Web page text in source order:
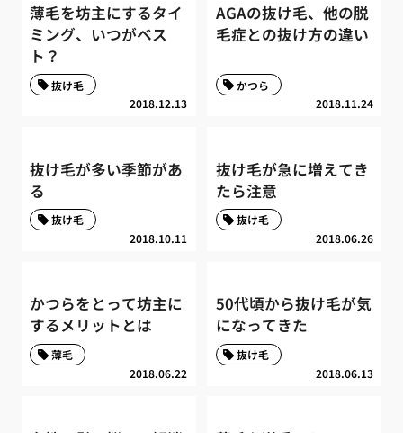
薄毛を坊主にするタイ
ミング、いつがベス
ト？
2018.12.13
抜け毛
AGAの抜け毛、他の脱
毛症との抜け方の違い
2018.11.24
かつら
抜け毛が多い季節があ
る
2018.10.11
抜け毛
抜け毛が急に増えてき
たら注意
2018.06.26
抜け毛
かつらをとって坊主に
するメリットとは
2018.06.22
薄毛
50代頃から抜け毛が気
になってきた
2018.06.13
抜け毛